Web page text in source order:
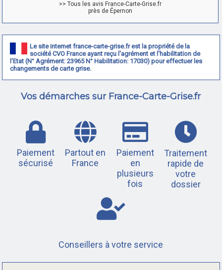
>> Tous les avis France-Carte-Grise.fr
près de Épernon
Le site internet france-carte-grise.fr est la propriété de la
société CVO France ayant reçu l'agrément et l'habilitation de
l'Etat (N° Agrément: 23965 N° Habilitation: 17030) pour effectuer les
changements de carte grise.
Vos démarches sur France-Carte-Grise.fr
Paiement
sécurisé
Partout en
France
Paiement
en
plusieurs
fois
Traitement
rapide de
votre
dossier
Conseillers à votre service